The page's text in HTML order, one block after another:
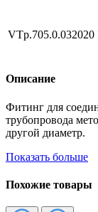
VTp.705.0.032020
Описание
Фитинг для
трубопровода
другой диаметр.
Показать больше
Похожие товары